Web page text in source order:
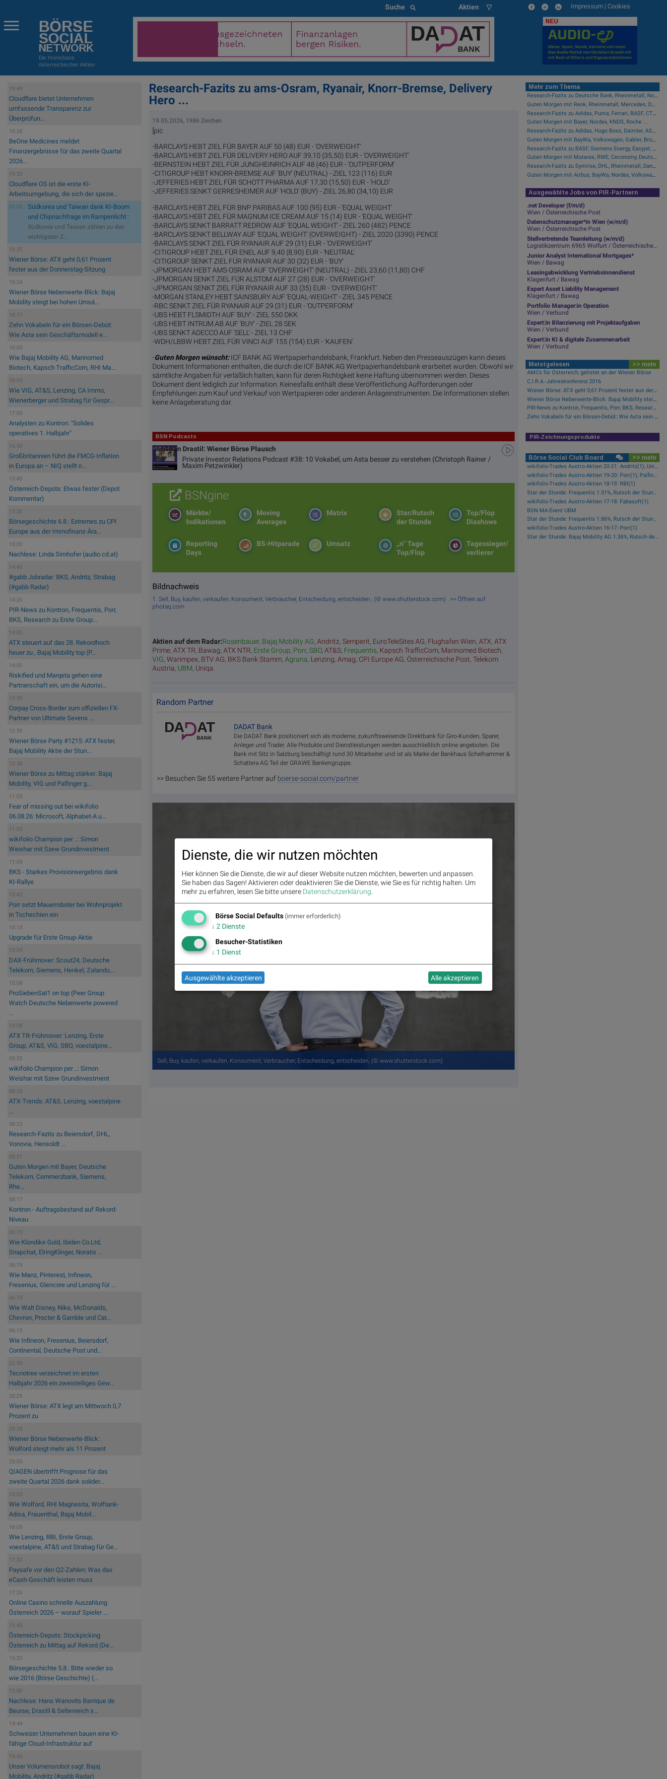
Suche Aktien ▽ Impressum | Cookies
BÖRSE
SOCIAL
NETWORK
Die Homebase
österreichischer Aktien
NEU
19:49
Cloudflare bietet Unternehmen
umfassende Transparenz zur
Überprüfun...
19:28
BeOne Medicines meldet
Finanzergebnisse für das zweite Quartal
2026...
19:20
Cloudflare OS ist die erste KI-
Arbeitsumgebung, die sich der spezie...
05.08.
Südkorea und Taiwan dank KI-Boom
und Chipnachfrage im Rampenlicht :
Südkorea und Taiwan zählen zu den
wichtigsten Z...
18:25
Wiener Börse: ATX geht 0,61 Prozent
fester aus der Donnerstag-Sitzung
18:24
Wiener Börse Nebenwerte-Blick: Bajaj
Mobility steigt bei hohen Umsä...
18:17
Zehn Vokabeln für ein Börsen-Debüt:
Wie Asta sein Geschäftsmodell e...
18:05
Wie Bajaj Mobility AG, Marinomed
Biotech, Kapsch TrafficCom, RHI Ma...
18:05
Wie VIG, AT&S, Lenzing, CA Immo,
Wienerberger und Strabag für Gespr...
17:05
Analysten zu Kontron: "Solides
operatives 1. Halbjahr"
16:50
Großbritannien führt die FMCG-Inflation
in Europa an – NIQ stellt n...
15:40
Österreich-Depots: Etwas fester (Depot
Kommentar)
15:20
Börsegeschichte 6.8.: Extremes zu CPI
Europe aus der Immofinanz-Ära...
15:00
Nachlese: Linda Simhofer (audio cd.at)
14:40
#gabb Jobradar: BKS, Andritz, Strabag
(#gabb Radar)
14:20
PIR-News zu Kontron, Frequentis, Porr,
BKS, Research zu Erste Group...
14:02
ATX steuert auf das 28. Rekordhoch
heuer zu , Bajaj Mobility top (P...
14:00
Riskified und Marqeta gehen eine
Partnerschaft ein, um die Autorisi...
13:55
Corpay Cross-Border zum offiziellen FX-
Partner von Ultimate Sevens ...
12:59
Wiener Börse Party #1215: ATX fester,
Bajaj Mobility Aktie der Stun...
12:38
Wiener Börse zu Mittag stärker: Bajaj
Mobility, VIG und Palfinger g...
11:05
Fear of missing out bei wikifolio
06.08.26: Microsoft, Alphabet-A u...
11:05
wikifolio Champion per ..: Simon
Weishar mit Szew Grundinvestment
11:05
BKS - Starkes Provisionsergebnis dank
KI-Rallye
10:42
Porr setzt Mauerroboter bei Wohnprojekt
in Tschechien ein
10:15
Upgrade für Erste Group-Aktie
10:09
DAX-Frühmover: Scout24, Deutsche
Telekom, Siemens, Henkel, Zalando,...
10:08
ProSiebenSat1 on top (Peer Group
Watch Deutsche Nebenwerte powered
...
10:08
ATX TR-Frühmover: Lenzing, Erste
Group, AT&S, VIG, SBO, voestalpine...
09:55
wikifolio Champion per ..: Simon
Weishar mit Szew Grundinvestment
08:25
ATX-Trends: AT&S, Lenzing, voestalpine
...
08:23
Research-Fazits zu Beiersdorf, DHL,
Vonovia, Hensoldt ...
08:21
Guten Morgen mit Bayer, Deutsche
Telekom, Commerzbank, Siemens,
Rhe...
08:17
Kontron - Auftragsbestand auf Rekord-
Niveau
06:15
Wie Klondike Gold, Ibiden Co.Ltd,
Snapchat, ElringKlinger, Noratis ...
06:15
Wie Manz, Pinterest, Infineon,
Fresenius, Glencore und Lenzing für ...
06:15
Wie Walt Disney, Nike, McDonalds,
Chevron, Procter & Gamble und Cat...
06:15
Wie Infineon, Fresenius, Beiersdorf,
Continental, Deutsche Post und...
22:59
Tecnotree verzeichnet im ersten
Halbjahr 2026 ein zweistelliges Gew...
20:29
Wiener Börse: ATX legt am Mittwoch 0,7
Prozent zu
20:28
Wiener Börse Nebenwerte-Blick:
Wolford steigt mehr als 11 Prozent
20:05
QIAGEN übertrifft Prognose für das
zweite Quartal 2026 dank solider...
18:05
Wie Wolford, RHI Magnesita, Wolftank-
Adisa, Frauenthal, Bajaj Mobil...
18:05
Wie Lenzing, RBI, Erste Group,
voestalpine, AT&S und Strabag für Ge...
17:33
Paysafe vor den Q2-Zahlen: Was das
eCash-Geschäft leisten muss
17:26
Online Casino schnelle Auszahlung
Österreich 2026 – worauf Spieler ...
15:40
Österreich-Depots: Stockpicking
Österreich zu Mittag auf Rekord (De...
15:20
Börsegeschichte 5.8.: Bitte wieder so
wie 2016 (Börse Geschichte) (...
15:00
Nachlese: Hans Wanovits Barrique de
Beurse, Drastil & Seltenreich s...
14:44
Schweizer Unternehmen bauen eine KI-
fähige Cloud-Infrastruktur auf
14:40
Unser Volumensrobot sagt: Bajaj
Mobility, Andritz (#gabb Radar)
Research-Fazits zu ams-Osram, Ryanair, Knorr-Bremse, Delivery
Hero ...
19.05.2026, 1986 Zeichen
[pic
-BARCLAYS HEBT ZIEL FÜR BAYER AUF 50 (48) EUR - 'OVERWEIGHT'
-BARCLAYS HEBT ZIEL FÜR DELIVERY HERO AUF 39,10 (35,50) EUR - 'OVERWEIGHT'
-BERNSTEIN HEBT ZIEL FÜR JUNGHEINRICH AUF 48 (46) EUR - 'OUTPERFORM'
-CITIGROUP HEBT KNORR-BREMSE AUF 'BUY' (NEUTRAL) - ZIEL 123 (116) EUR
-JEFFERIES HEBT ZIEL FÜR SCHOTT PHARMA AUF 17,30 (15,50) EUR - 'HOLD'
-JEFFERIES SENKT GERRESHEIMER AUF 'HOLD' (BUY) - ZIEL 26,80 (34,10) EUR
-BARCLAYS HEBT ZIEL FÜR BNP PARIBAS AUF 100 (95) EUR - 'EQUAL WEIGHT'
-BARCLAYS HEBT ZIEL FÜR MAGNUM ICE CREAM AUF 15 (14) EUR - 'EQUAL WEIGHT'
-BARCLAYS SENKT BARRATT REDROW AUF 'EQUAL WEIGHT' - ZIEL 260 (482) PENCE
-BARCLAYS SENKT BELLWAY AUF 'EQUAL WEIGHT' (OVERWEIGHT) - ZIEL 2020 (3390) PENCE
-BARCLAYS SENKT ZIEL FÜR RYANAIR AUF 29 (31) EUR - 'OVERWEIGHT'
-CITIGROUP HEBT ZIEL FÜR ENEL AUF 9,40 (8,90) EUR - 'NEUTRAL'
-CITIGROUP SENKT ZIEL FÜR RYANAIR AUF 30 (32) EUR - 'BUY'
-JPMORGAN HEBT AMS-OSRAM AUF 'OVERWEIGHT' (NEUTRAL) - ZIEL 23,60 (11,80) CHF
-JPMORGAN SENKT ZIEL FÜR ALSTOM AUF 27 (28) EUR - 'OVERWEIGHT'
-JPMORGAN SENKT ZIEL FÜR RYANAIR AUF 33 (35) EUR - 'OVERWEIGHT'
-MORGAN STANLEY HEBT SAINSBURY AUF 'EQUAL-WEIGHT' - ZIEL 345 PENCE
-RBC SENKT ZIEL FÜR RYANAIR AUF 29 (31) EUR - 'OUTPERFORM'
-UBS HEBT FLSMIDTH AUF 'BUY' - ZIEL 550 DKK
-UBS HEBT INTRUM AB AUF 'BUY' - ZIEL 28 SEK
-UBS SENKT ADECCO AUF 'SELL' - ZIEL 13 CHF
-WDH/LBBW HEBT ZIEL FÜR VINCI AUF 155 (154) EUR - 'KAUFEN'
-Guten Morgen wünscht: ICF BANK AG Wertpapierhandelsbank, Frankfurt. Neben den Presseauszügen kann dieses
Dokument Informationen enthalten, die durch die ICF BANK AG Wertpapierhandelsbank erarbeitet wurden. Obwohl wir
sämtliche Angaben für verläßlich halten, kann für deren Richtigkeit keine Haftung übernommen werden. Dieses
Dokument dient lediglich zur Information. Keinesfalls enthält diese Veröffentlichung Aufforderungen oder
Empfehlungen zum Kauf und Verkauf von Wertpapieren oder anderen Anlageinstrumenten. Die Informationen stellen
keine Anlageberatung dar.
BSN Podcasts
Christian Drastil: Wiener Börse Plausch
Private Investor Relations Podcast #38: 10 Vokabel, um Asta besser zu verstehen (Christoph Rainer /
Maxim Petzwinkler)
BSNgine
Top/Flop
Diashows
Star/Rutsch
der Stunde
Matrix
Moving
Averages
Märkte/
Indikationen
Tagessieger/
verlierer
„n“ Tage
Top/Flop
Umsatz
BS-Hitparade
Reporting
Days
Bildnachweis
1. Sell, Buy, kaufen, verkaufen, Konsument, Verbraucher, Entscheidung, entscheiden , (© www.shutterstock.com) >> Öffnen auf
photaq.com
Aktien auf dem Radar:Rosenbauer, Bajaj Mobility AG,Andritz,Semperit, EuroTeleSites AG, Flughafen Wien,ATX,ATX
Prime,ATX TR, Bawag,ATX NTR, Erste Group, Porr,SBO,AT&S, Frequentis, Kapsch TrafficCom, Marinomed Biotech,
VIG,Warimpex, BTV AG, BKS Bank Stamm,Agrana, Lenzing,Amag, CPI Europe AG, Österreichische Post,Telekom
Austria, UBM, Uniqa
Random Partner
DADAT Bank
Die DADAT Bank positioniert sich als moderne, zukunftsweisende Direktbank für Giro-Kunden, Sparer,
Anleger und Trader. Alle Produkte und Dienstleistungen werden ausschließlich online angeboten. Die
Bank mit Sitz in Salzburg beschäftigt rund 30 Mitarbeiter und ist als Marke der Bankhaus Schelhammer &
Schattera AG Teil der GRAWE Bankengruppe.
>> Besuchen Sie 55 weitere Partner auf boerse-social.com/partner
Sell, Buy, kaufen, verkaufen, Konsument, Verbraucher, Entscheidung, entscheiden, (© www.shutterstock.com)
Mehr zum Thema
Research-Fazits zu Deutsche Bank, Rheinmetall, Nordex, Auto1, Lufthansa ...
Guten Morgen mit Renk, Rheinmetall, Mercedes, DHL, Volkswagen ...
Research-Fazits zu Adidas, Puma, Ferrari, BASF, CTS Eventim ...
Guten Morgen mit Bayer, Nordex, KNDS, Roche ...
Research-Fazits zu Adidas, Hugo Boss, Daimler, ASML ...
Guten Morgen mit BayWa, Volkswagen, Gabler, Brockhaus, KNDS ...
Research-Fazits zu BASF, Siemens Energy, Easyjet, Nokia ...
Guten Morgen mit Mutares, RWE, Ceconomy, Deutsche Telekom ...
Research-Fazits zu Symrise, DHL, Rheinmetall, Danone, Leonardo ...
Guten Morgen mit Airbus, BayWa, Nordex, Volkswagen ...
Ausgewählte Jobs von PIR-Partnern
.net Developer (f/m/d)
Wien / Österreichische Post
Datenschutzmanager*in Wien (w/m/d)
Wien / Österreichische Post
Stellvertretende Teamleitung (w/m/d)
Logistikzentrum 6965 Wolfurt / Österreichische Post
Junior Analyst International Mortgages*
Wien / Bawag
Leasingabwicklung Vertriebsinnendienst
Klagenfurt / Bawag
Expert Asset Liability Management
Klagenfurt / Bawag
Portfolio Manager:in Operation
Wien / Verbund
Expert:in Bilanzierung mit Projektaufgaben
Wien / Verbund
Expert:in KI & digitale Zusammenarbeit
Wien / Verbund
Meistgelesen >> mehr
AMCs für Österreich, gelistet an der Wiener Börse
C.I.R.A.-Jahreskonferenz 2016
Wiener Börse: ATX geht 0,61 Prozent fester aus der Donnerstag-Sitzung
Wiener Börse Nebenwerte-Blick: Bajaj Mobility steigt bei hohen Umsätzen mehr als 10 Prozent
PIR-News zu Kontron, Frequentis, Porr, BKS, Research zu Erste Group, Verbund (Christine Petzwinkler)
Zehn Vokabeln für ein Börsen-Debüt: Wie Asta sein Geschäftsmodell erklärt (Podcast)
PIR-Zeichnungsprodukte
Börse Social Club Board >> mehr
wikifolio-Trades Austro-Aktien 20-21: Andritz(1), Uniqa(1), OMV(1)
wikifolio-Trades Austro-Aktien 19-20: Porr(1), Palfinger(1)
wikifolio-Trades Austro-Aktien 18-19: RBI(1)
Star der Stunde: Frequentis 1.31%, Rutsch der Stunde: RHI Magnesita -1.38%
wikifolio-Trades Austro-Aktien 17-18: Fabasoft(1)
BSN MA-Event UBM
Star der Stunde: Frequentis 1.86%, Rutsch der Stunde: Kapsch TrafficCom -2.16%
wikifolio-Trades Austro-Aktien 16-17: Porr(1)
Star der Stunde: Bajaj Mobility AG 1.36%, Rutsch der Stunde: Polytec Group -1.81%
Dienste, die wir nutzen möchten
Hier können Sie die Dienste, die wir auf dieser Website nutzen möchten, bewerten und anpassen.
Sie haben das Sagen! Aktivieren oder deaktivieren Sie die Dienste, wie Sie es für richtig halten. Um
mehr zu erfahren, lesen Sie bitte unsere Datenschutzerklärung.
Börse Social Defaults (immer erforderlich)
↓ 2 Dienste
Besucher-Statistiken
↓ 1 Dienst
Ausgewählte akzeptieren Alle akzeptieren